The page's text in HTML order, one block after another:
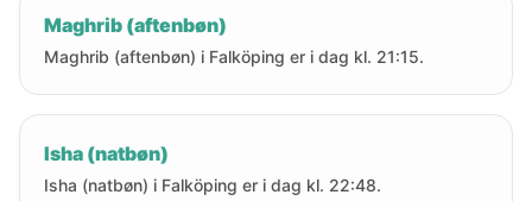
Maghrib (aftenbøn)
Maghrib (aftenbøn) i Falköping er i dag kl. 21:15.
Isha (natbøn)
Isha (natbøn) i Falköping er i dag kl. 22:48.